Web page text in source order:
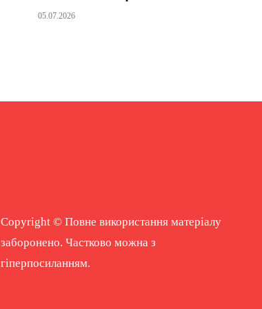
05.07.2026
Copyright © Повне використання матеріалу
заборонено. Частково можна з
гіперпосиланням.